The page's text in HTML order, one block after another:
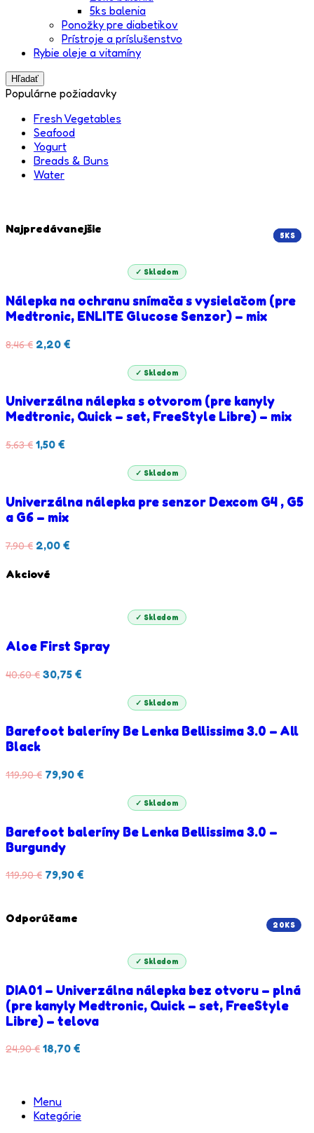
5ks balenia
Ponožky pre diabetikov
Prístroje a príslušenstvo
Rybie oleje a vitamíny
Hľadať
Populárne požiadavky
Fresh Vegetables
Seafood
Yogurt
Breads & Buns
Water
Najpredávanejšie 5KS
✓ Skladom
Nálepka na ochranu snímača s vysielačom (pre
Medtronic, ENLITE Glucose Senzor) – mix
8,46€ 2,20 €
5KS
✓ Skladom
Univerzálna nálepka s otvorom (pre kanyly
Medtronic, Quick – set, FreeStyle Libre) – mix
5,63€ 1,50 €
5KS
✓ Skladom
Univerzálna nálepka pre senzor Dexcom G4 , G5
a G6 – mix
7,90€ 2,00 €
Akciové
✓ Skladom
Aloe First Spray
40,60€ 30,75 €
✓ Skladom
Barefoot baleríny Be Lenka Bellissima 3.0 – All
Black
119,90€ 79,90 €
✓ Skladom
Barefoot baleríny Be Lenka Bellissima 3.0 –
Burgundy
119,90€ 79,90 €
Odporúčame 20KS
✓ Skladom
DIA01 – Univerzálna nálepka bez otvoru – plná
(pre kanyly Medtronic, Quick – set, FreeStyle
Libre) – telova
24,90€ 18,70 €
Menu
Kategórie